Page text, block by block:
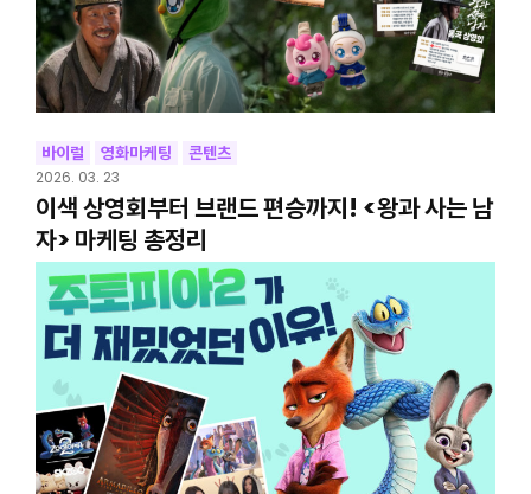
바이럴 영화마케팅 콘텐츠
2026. 03. 23
이색 상영회부터 브랜드 편승까지! <왕과 사는 남
자> 마케팅 총정리